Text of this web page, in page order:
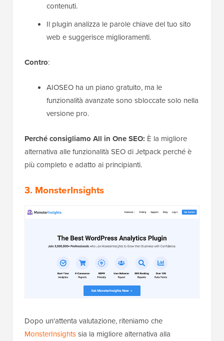
contenuti.
Il plugin analizza le parole chiave del tuo sito
web e suggerisce miglioramenti.
Contro:
AIOSEO ha un piano gratuito, ma le
funzionalità avanzate sono sbloccate solo nella
versione pro.
Perché consigliamo All in One SEO: È la migliore
alternativa alle funzionalità SEO di Jetpack perché è
più completo e adatto ai principianti.
3. MonsterInsights
Dopo un'attenta valutazione, riteniamo che
MonsterInsightssia la migliore alternativa alla